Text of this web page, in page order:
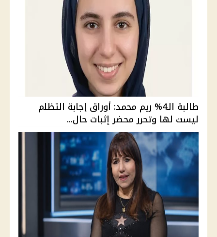
طالبة الـ4% ريم محمد: أوراق إجابة التظلم
ليست لها وتحرر محضر إثبات حال...